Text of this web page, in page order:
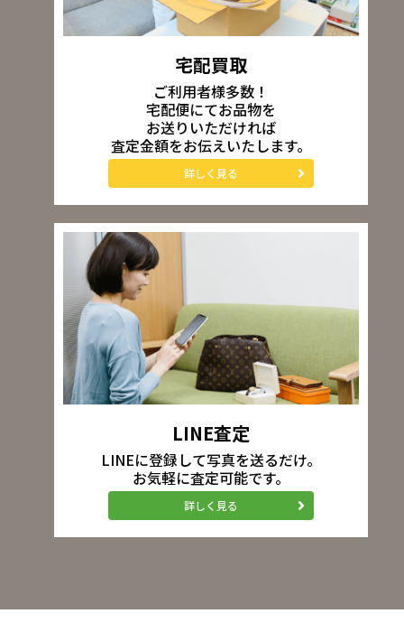
宅配買取
ご利用者様多数！
宅配便にてお品物を
お送りいただければ
査定金額をお伝えいたします。
詳しく見る
LINE査定
LINEに登録して写真を送るだけ。
お気軽に査定可能です。
詳しく見る